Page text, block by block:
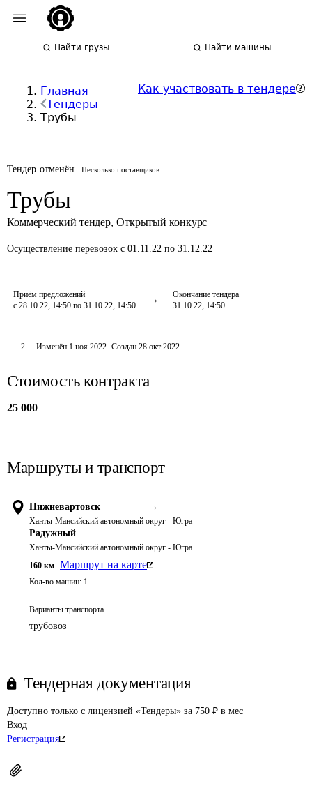
Найти грузы Найти машины
Главная
Тендеры
Трубы
Как участвовать в тендере
Тендер отменён Несколько поставщиков
Трубы
Коммерческий тендер, Открытый конкурс
Осуществление перевозок с 01.11.22 по 31.12.22
Приём предложений
с 28.10.22, 14:50 по 31.10.22, 14:50
Окончание тендера
31.10.22, 14:50
2 Изменён 1 ноя 2022. Создан 28 окт 2022
Стоимость контракта
25 000
Маршруты и транспорт
Нижневартовск →
Ханты-Мансийский автономный округ - Югра
Радужный
Ханты-Мансийский автономный округ - Югра
160 км Маршрут на карте
Кол-во машин: 1
Варианты транспорта
трубовоз
Тендерная документация
Доступно только с лицензией «Тендеры» за 750 ₽ в мес
Вход
Регистрация